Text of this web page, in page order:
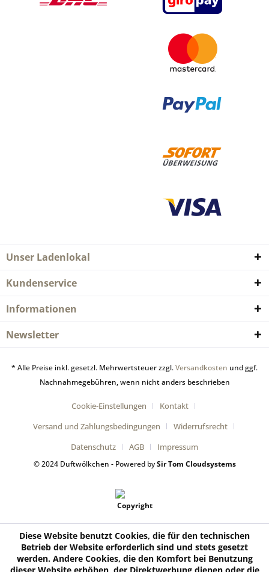
Unser Ladenlokal
Kundenservice
Informationen
Newsletter
* Alle Preise inkl. gesetzl. Mehrwertsteuer zzgl.Versandkosten und ggf.
Nachnahmegebühren, wenn nicht anders beschrieben
Cookie-Einstellungen
Kontakt
Versand und Zahlungsbedingungen
Widerrufsrecht
Datenschutz
AGB Impressum
© 2024 Duftwölkchen - Powered bySir Tom Cloudsystems
Diese Website benutzt Cookies, die für den technischen
Betrieb der Website erforderlich sind und stets gesetzt
werden. Andere Cookies, die den Komfort bei Benutzung